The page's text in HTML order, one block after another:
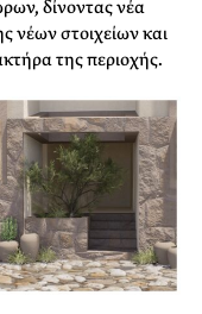
δίνοντας νέα
νέων στοιχείων και
της περιοχής.